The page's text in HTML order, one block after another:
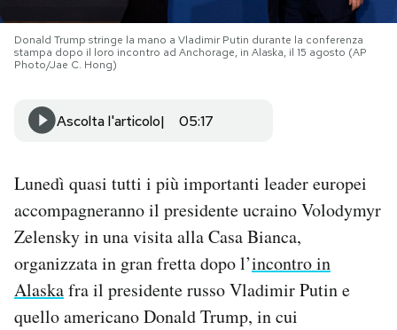
I MIEI PREFERITI
SHOP
CALENDARIO
AREA PERSONALE
Area Personale
Newsletter
Notifiche mobile
Donald Trump stringe la mano a Vladimir Putin durante la conferenza
stampa dopo il loro incontro ad Anchorage, in Alaska, il 15 agosto (AP
Photo/Jae C. Hong)
Ascolta l'articolo 05:17
Lunedì quasi tutti i più importanti leader europei
accompagneranno il presidente ucraino Volodymyr
Zelensky in una visita alla Casa Bianca,
organizzata in gran fretta dopo l’incontro in
Alaskafra il presidente russo Vladimir Putin e
quello americano Donald Trump, in cui